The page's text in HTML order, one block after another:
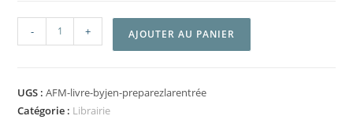
- + AJOUTER AU PANIER
UGS :AFM-livre-byjen-preparezlarentrée
Catégorie : Librairie